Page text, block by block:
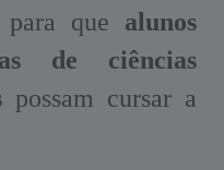
que alunos
de ciências
possam cursar a